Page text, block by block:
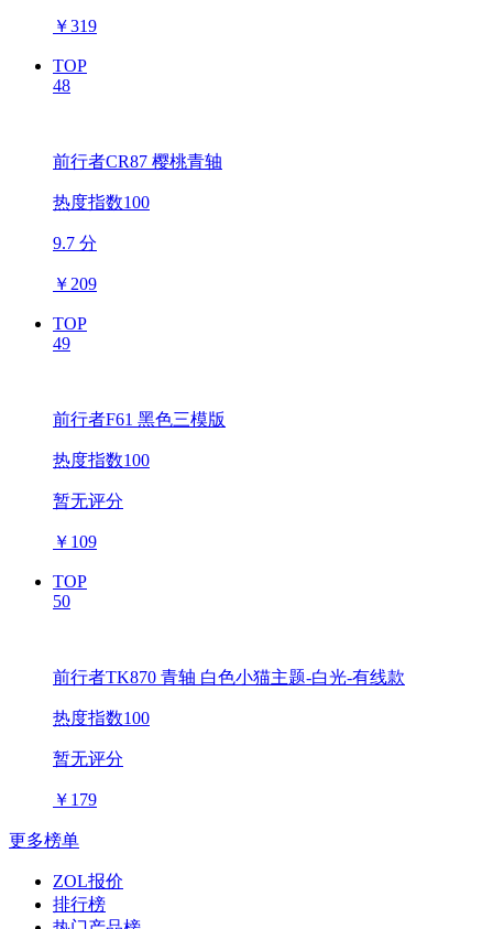
￥319
TOP
48
前行者CR87 樱桃青轴
热度指数100
9.7 分
￥ 209
TOP
49
前行者F61 黑色三模版
热度指数100
暂无评分
￥ 109
TOP
50
前行者TK870 青轴 白色小猫主题-白光-有线款
热度指数100
暂无评分
￥ 179
更多榜单
ZOL报价
排行榜